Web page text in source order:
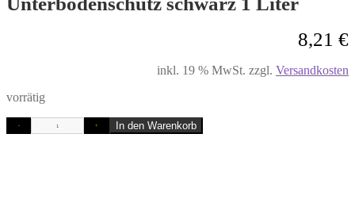
8,21 €
inkl. 19 % MwSt. zzgl. Versandkosten
vorrätig
- + In den Warenkorb